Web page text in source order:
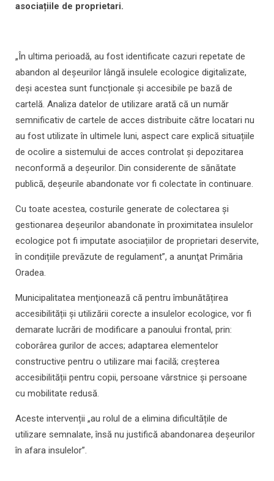
asociațiile de proprietari.
„În ultima perioadă, au fost identificate cazuri repetate de
abandon al deșeurilor lângă insulele ecologice digitalizate,
deși acestea sunt funcționale și accesibile pe bază de
cartelă. Analiza datelor de utilizare arată că un număr
semnificativ de cartele de acces distribuite către locatari nu
au fost utilizate în ultimele luni, aspect care explică situațiile
de ocolire a sistemului de acces controlat și depozitarea
neconformă a deșeurilor. Din considerente de sănătate
publică, deșeurile abandonate vor fi colectate în continuare.
Cu toate acestea, costurile generate de colectarea și
gestionarea deșeurilor abandonate în proximitatea insulelor
ecologice pot fi imputate asociațiilor de proprietari deservite,
în condițiile prevăzute de regulament”, a anunţat Primăria
Oradea.
Municipalitatea menţionează că pentru îmbunătățirea
accesibilității și utilizării corecte a insulelor ecologice, vor fi
demarate lucrări de modificare a panoului frontal, prin:
coborârea gurilor de acces; adaptarea elementelor
constructive pentru o utilizare mai facilă; creșterea
accesibilității pentru copii, persoane vârstnice și persoane
cu mobilitate redusă.
Aceste intervenții „au rolul de a elimina dificultățile de
utilizare semnalate, însă nu justifică abandonarea deșeurilor
în afara insulelor”.